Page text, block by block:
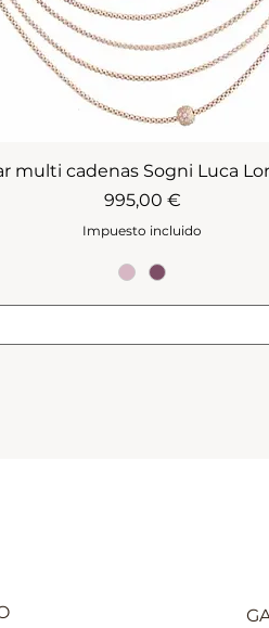
multi cadenas Sogni Luca
Precio
995,00 €
Impuesto incluido